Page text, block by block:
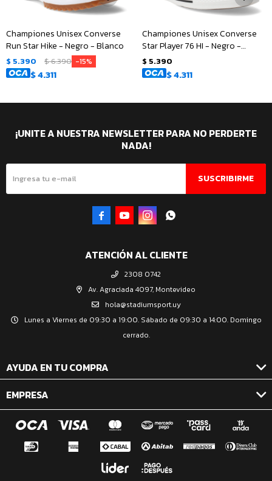
Championes Unisex Converse
Run Star Hike - Negro - Blanco
$ 5.390 $6.390 15
$4.311
Championes Unisex Converse
Star Player 76 HI - Negro -
Blanco
$ 5.390
$4.311
ATENCIÓN AL CLIENTE
2308 0742
Av. Agraciada 4097, Montevideo
hola@stadiumsport.uy
Lunes a Viernes de 09:30 a 19:00. Sábado de 09:30 a 14:00. Domingo
cerrado.
AYUDA EN TU COMPRA
EMPRESA
¡UNITE A NUESTRA NEWSLETTER PARA NO PERDERTE
NADA!
SUSCRIBIRME
   